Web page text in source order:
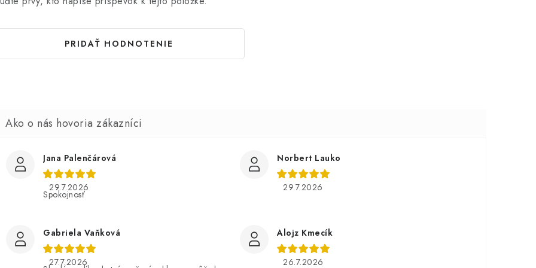
PRIDAŤ HODNOTENIE
Jana Palenčárová
29.7.2026
Spokojnosť
Norbert Lauko
29.7.2026
Gabriela Vaňková
27.7.2026
Alojz Kmecík
26.7.2026